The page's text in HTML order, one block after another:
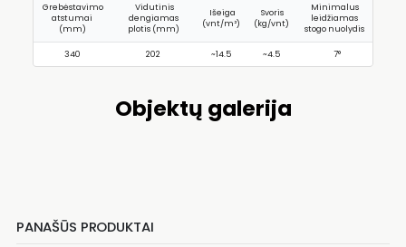
Grebėstavimo
atstumai
(mm)
Vidutinis
dengiamas
plotis (mm)
Išeiga
(vnt/m²)
Svoris
(kg/vnt)
Minimalus
leidžiamas
stogo nuolydis
340 202 ~14.5 ~4.5 7°
Objektų galerija
PANAŠŪS PRODUKTAI